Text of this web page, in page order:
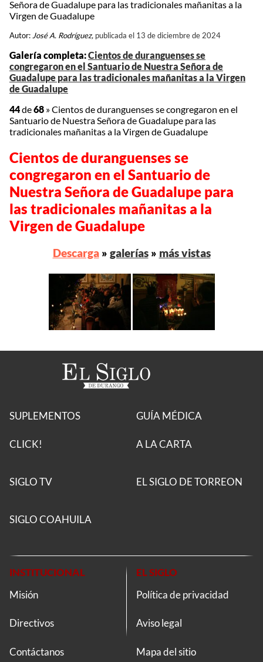
Señora de Guadalupe para las tradicionales mañanitas a la
Virgen de Guadalupe
Autor:José A. Rodríguez, publicada el 13 de diciembre de 2024
Galería completa:Cientos de duranguenses se
congregaron en el Santuario de Nuestra Señora de
Guadalupe para las tradicionales mañanitas a la Virgen
de Guadalupe
44de68 »Cientos de duranguenses se congregaron en el
Santuario de Nuestra Señora de Guadalupe para las
tradicionales mañanitas a la Virgen de Guadalupe
Cientos de duranguenses se
congregaron en el Santuario de
Nuestra Señora de Guadalupe para
las tradicionales mañanitas a la
Virgen de Guadalupe
Descarga» galerías» más vistas
SUPLEMENTOS
CLICK!
GUÍA MÉDICA
A LA CARTA
SIGLO TV EL SIGLO DE TORREON
SIGLO COAHUILA
INSTITUCIONAL
Misión
Directivos
Contáctanos
EL SIGLO
Política de privacidad
Aviso legal
Mapa del sitio